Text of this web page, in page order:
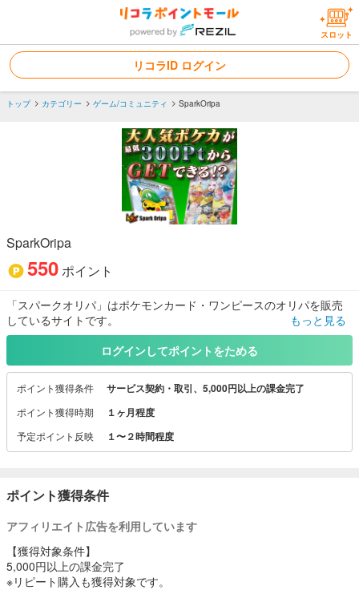
スロット
リコラID ログイン
トップ カテゴリー ゲーム/コミュニティ SparkOripa
SparkOripa
550ポイント
「スパークオリパ」はポケモンカード・ワンピースのオリパを販売
しているサイトです。
激アツポケカガチャが多数 — 24時間いつでも回せる高還元のオンラ
インオリパ／不要なカードはいつでもポイントに交換可能
もっと見る
ログインしてポイントをためる
ポイント獲得条件 サービス契約・取引、5,000円以上の課金完了
ポイント獲得時期 １ヶ月程度
予定ポイント反映 １〜２時間程度
ポイント獲得条件
アフィリエイト広告を利用しています
【獲得対象条件】
5,000円以上の課金完了
※リピート購入も獲得対象です。